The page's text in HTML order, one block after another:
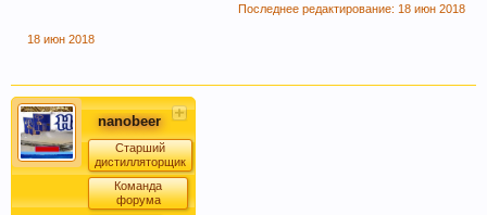
Пиво богато антиоксидантами, которые
приходят из хмеля и солода, из которых оно
состоит. Эти антиоксиданты предотвратят рак.
Последнее редактирование: 18 июн 2018
18 июн 2018
nanobeer
Старший
дистилляторщик
Команда
форума